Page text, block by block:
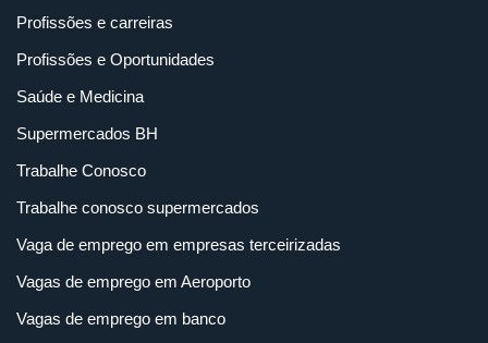
Profissões e carreiras
Profissões e Oportunidades
Saúde e Medicina
Supermercados BH
Trabalhe Conosco
Trabalhe conosco supermercados
Vaga de emprego em empresas terceirizadas
Vagas de emprego em Aeroporto
Vagas de emprego em banco